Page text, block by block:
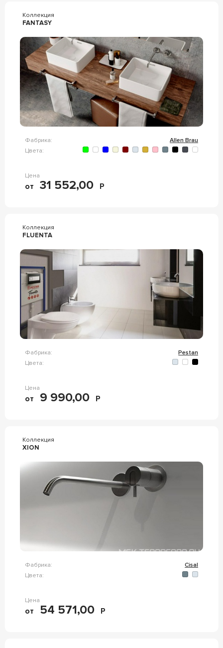
Коллекция
FANTASY
Фабрика:
Allen Brau
Цвета:
Цена
от 31 552,00 Р
Коллекция
FLUENTA
Фабрика:
Pestan
Цвета:
Цена
от 9 990,00 Р
Коллекция
XION
Фабрика:
Cisal
Цвета:
Цена
от 54 571,00 Р